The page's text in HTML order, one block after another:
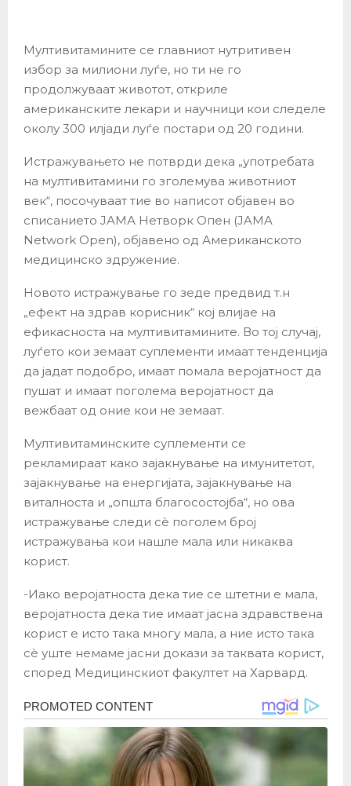
Мултивитамините се главниот нутритивен
избор за милиони луѓе, но ти не го
продолжуваат животот, откриле
американските лекари и научници кои следеле
околу 300 илјади луѓе постари од 20 години.
Истражувањето не потврди дека „употребата
на мултивитамини го зголемува животниот
век“, посочуваат тие во написот објавен во
списанието ЈАМА Нетворк Опен (JAMA
Network Open), објавено од Американското
медицинско здружение.
Новото истражување го зеде предвид т.н
„ефект на здрав корисник“ кој влијае на
ефикасноста на мултивитамините. Во тој случај,
луѓето кои земаат суплементи имаат тенденција
да јадат подобро, имаат помала веројатност да
пушат и имаат поголема веројатност да
вежбаат од оние кои не земаат.
Мултивитаминските суплементи се
рекламираат како зајакнување на имунитетот,
зајакнување на енергијата, зајакнување на
виталноста и „општа благосостојба“, но ова
истражување следи сè поголем број
истражувања кои нашле мала или никаква
корист.
-Иако веројатноста дека тие се штетни е мала,
веројатноста дека тие имаат јасна здравствена
корист е исто така многу мала, а ние исто така
сè уште немаме јасни докази за таквата корист,
според Медицинскиот факултет на Харвард.